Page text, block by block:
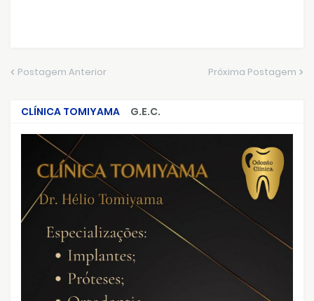
Postagem Anterior Próxima Postagem
CLÍNICA TOMIYAMA
G.E.C.
CRIMES QUE ABALARAM O BRASIL